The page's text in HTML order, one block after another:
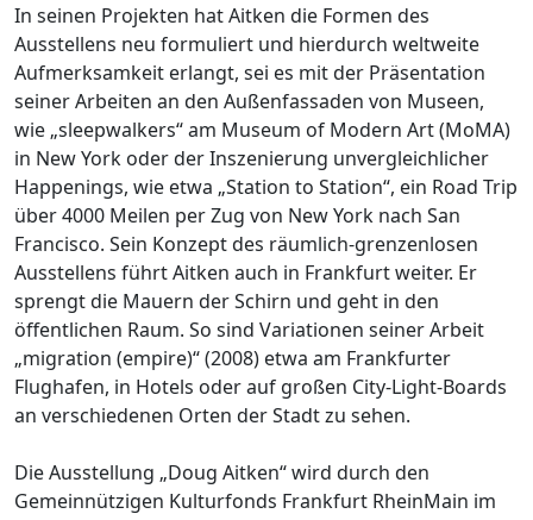
In seinen Projekten hat Aitken die Formen des
Ausstellens neu formuliert und hierdurch weltweite
Aufmerksamkeit erlangt, sei es mit der Präsentation
seiner Arbeiten an den Außenfassaden von Museen,
wie „sleepwalkers“ am Museum of Modern Art (MoMA)
in New York oder der Inszenierung unvergleichlicher
Happenings, wie etwa „Station to Station“, ein Road Trip
über 4000 Meilen per Zug von New York nach San
Francisco. Sein Konzept des räumlich-grenzenlosen
Ausstellens führt Aitken auch in Frankfurt weiter. Er
sprengt die Mauern der Schirn und geht in den
öffentlichen Raum. So sind Variationen seiner Arbeit
„migration (empire)“ (2008) etwa am Frankfurter
Flughafen, in Hotels oder auf großen City-Light-Boards
an verschiedenen Orten der Stadt zu sehen.
Die Ausstellung „Doug Aitken“ wird durch den
Gemeinnützigen Kulturfonds Frankfurt RheinMain im